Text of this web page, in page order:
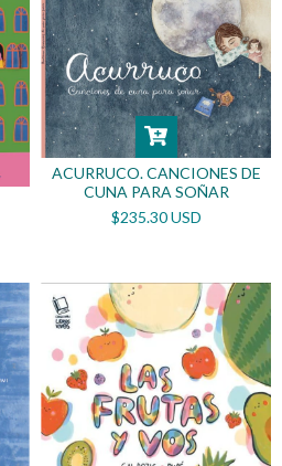
ACURRUCO. CANCIONES DE
CUNA PARA SOÑAR
$235.30 USD